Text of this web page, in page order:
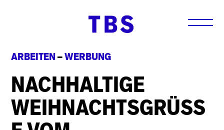
ARBEITEN–WERBUNG
NACHHALTIGE
WEIHNACHTSGRÜSS